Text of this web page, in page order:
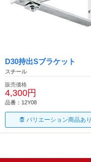
D30持出Sブラケット
スチール
販売価格
4,300円
品番：12Y08
バリエーション商品あり